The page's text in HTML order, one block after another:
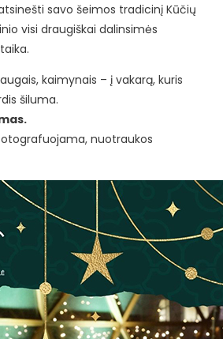
savo šeimos tradicinį Kūčių
visi draugiškai dalinsimės
kaimynais – į vakarą, kuris
šiluma.
nuotraukos